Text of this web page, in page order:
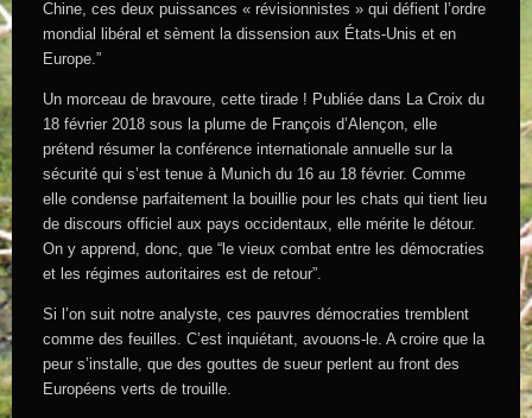
Chine, ces deux puissances « révisionnistes » qui défient l’ordre
mondial libéral et sèment la dissension aux États-Unis et en
Europe.”
Un morceau de bravoure, cette tirade ! Publiée dans La Croix du
18 février 2018 sous la plume de François d’Alençon, elle
prétend résumer la conférence internationale annuelle sur la
sécurité qui s’est tenue à Munich du 16 au 18 février. Comme
elle condense parfaitement la bouillie pour les chats qui tient lieu
de discours officiel aux pays occidentaux, elle mérite le détour.
On y apprend, donc, que “le vieux combat entre les démocraties
et les régimes autoritaires est de retour”.
Si l’on suit notre analyste, ces pauvres démocraties tremblent
comme des feuilles. C’est inquiétant, avouons-le. A croire que la
peur s’installe, que des gouttes de sueur perlent au front des
Européens verts de trouille.